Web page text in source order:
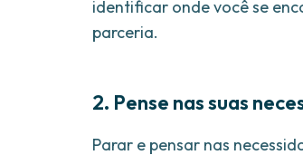
identificar onde você se
parceria.
2. Pense nas suas
Parar e pensar nas